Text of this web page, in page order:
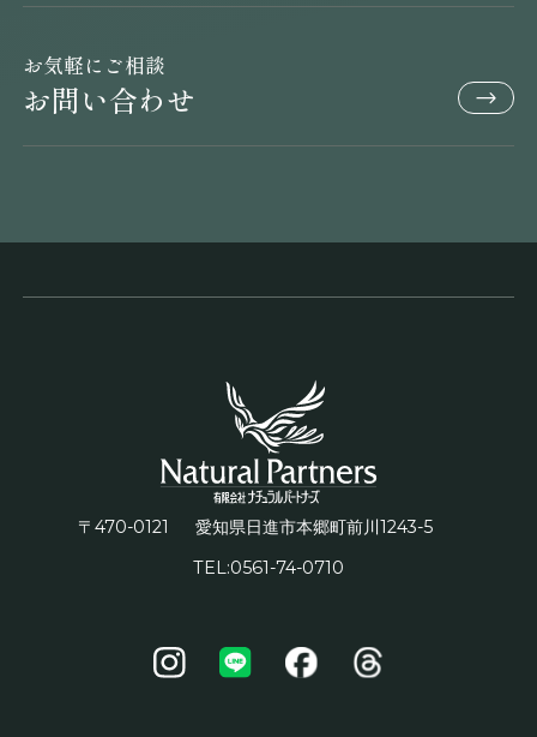
お気軽にご相談
お問い合わせ
〒470-0121 愛知県日進市本郷町前川 1243-5
TEL:0561-74-0710